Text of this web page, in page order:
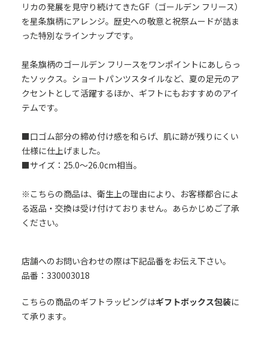
リカの発展を見守り続けてきたGF（ゴールデン フリース）
を星条旗柄にアレンジ。歴史への敬意と祝祭ムードが詰ま
った特別なラインナップです。
星条旗柄のゴールデン フリースをワンポイントにあしらっ
たソックス。ショートパンツスタイルなど、夏の足元のア
クセントとして活躍するほか、ギフトにもおすすめのアイ
テムです。
■口ゴム部分の締め付け感を和らげ、肌に跡が残りにくい
仕様に仕上げました。
■サイズ：25.0～26.0cm相当。
※こちらの商品は、衛生上の理由により、お客様都合によ
る返品・交換は受け付けておりません。あらかじめご了承
ください。
店舗へのお問い合わせの際は下記品番をお伝え下さい。
品番：330003018
こちらの商品のギフトラッピングはギフトボックス包装に
て承ります。